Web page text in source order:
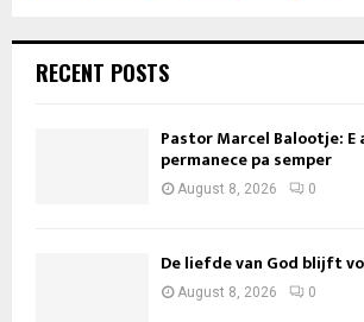
RECENT POSTS
Pastor Marcel Balootje: E
permanece pa semper
August 8, 2026 0
De liefde van God blijft
August 8, 2026 0